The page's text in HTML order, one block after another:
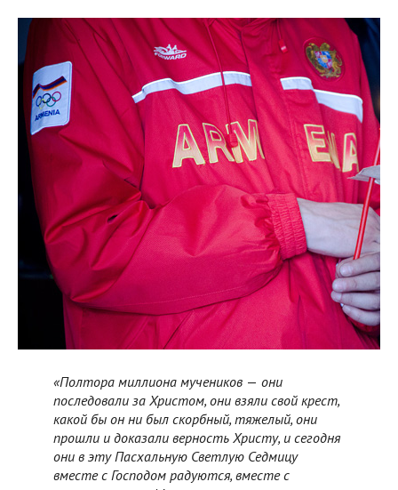
«Полтора миллиона мучеников — они
последовали за Христом, они взяли свой крест,
какой бы он ни был скорбный, тяжелый, они
прошли и доказали верность Христу, и сегодня
они в эту Пасхальную Светлую Седмицу
вместе с Господом радуются, вместе с